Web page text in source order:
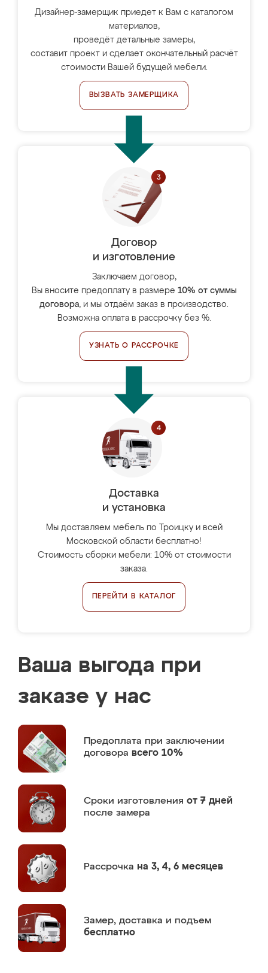
Дизайнер-замерщик приедет к Вам с каталогом
материалов,
проведёт детальные замеры,
составит проект и сделает окончательный расчёт
стоимости Вашей будущей мебели.
ВЫЗВАТЬ ЗАМЕРЩИКА
Договор
и изготовление
Заключаем договор,
Вы вносите предоплату в размере 10% от суммы
договора, и мы отдаём заказ в производство.
Возможна оплата в рассрочку без %.
УЗНАТЬ О РАССРОЧКЕ
Доставка
и установка
Мы доставляем мебель по Троицку и всей
Московской области бесплатно!
Стоимость сборки мебели: 10% от стоимости
заказа.
ПЕРЕЙТИ В КАТАЛОГ
Ваша выгода при
заказе у нас
Предоплата при заключении
договора всего 10%
Сроки изготовления от 7 дней
после замера
Рассрочка на 3, 4, 6 месяцев
Замер, доставка и подъем
бесплатно